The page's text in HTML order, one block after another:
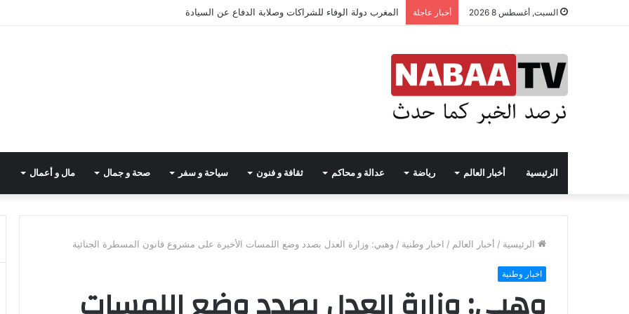
السبت, أغسطس 8 2026 أخبار عاجلة المغرب دولة الوفاء للشراكات وصلابة الدفاع عن السيادة
الرئيسية أخبار العالم رياضة عدالة و محاكم ثقافة و فنون سياحة و سفر صحة و جمال مال و أعمال
الرئيسية / أخبار العالم / اخبار وطنية / وهبي: وزارة العدل بصدد وضع اللمسات الأخيرة على مشروع قانون المسطرة الجنائية
اخبار وطنية